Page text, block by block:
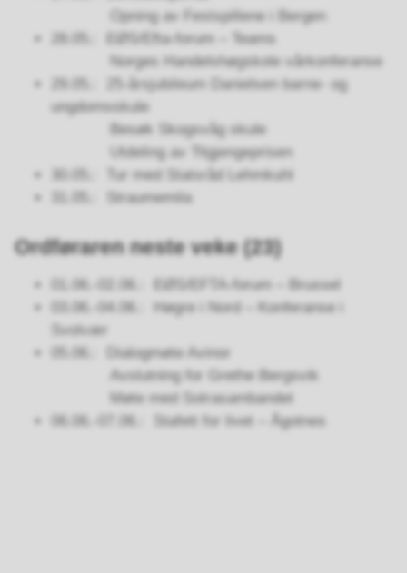
Opning av Festspillene i Bergen
28.05.: EØS/Efta-forum – Teams
Norges Handelshøgskole vårkonferanse
29.05.: 25-årsjubileum Danielsen barne- og
ungdomsskule
Besøk Skogsvåg skule
Utdeling av Tilgjengeprisen
30.05.: Tur med Statsråd Lehmkuhl
31.05.: Straumemila
Ordføraren neste veke (23)
01.06.-02.06.: EØS/EFTA-forum – Brussel
03.06.-04.06.: Høgre i Nord – Konferanse i
Svolvær
05.06.: Dialogmøte Avinor
Avslutning for Grethe Bergsvik
Møte med Sotrasambandet
06.06.-07.06.: Stafett for livet – Ågotnes